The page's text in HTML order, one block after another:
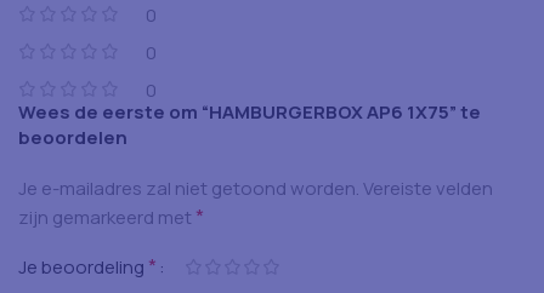
0
0
0
Wees de eerste om “HAMBURGERBOX AP6 1X75” te
beoordelen
Je e-mailadres zal niet getoond worden.Vereiste velden
zijn gemarkeerd met *
Je beoordeling *